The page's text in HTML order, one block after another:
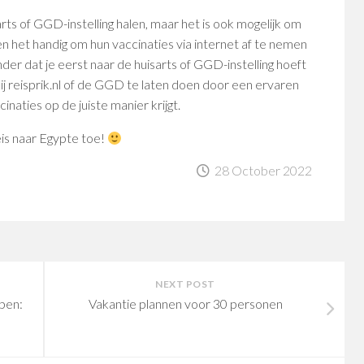
of GGD-instelling halen, maar het is ook mogelijk om
het handig om hun vaccinaties via internet af te nemen
dat je eerst naar de huisarts of GGD-instelling hoeft
reisprik.nl of de GGD te laten doen door een ervaren
op de juiste manier krijgt.
naar Egypte toe!
28 October 2022
NEXT POST
Vakantie plannen voor 30 personen